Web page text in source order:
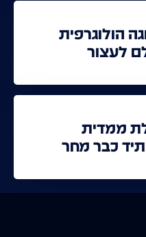
הולוגרפית
לעצור
ממדית
כבר מחר